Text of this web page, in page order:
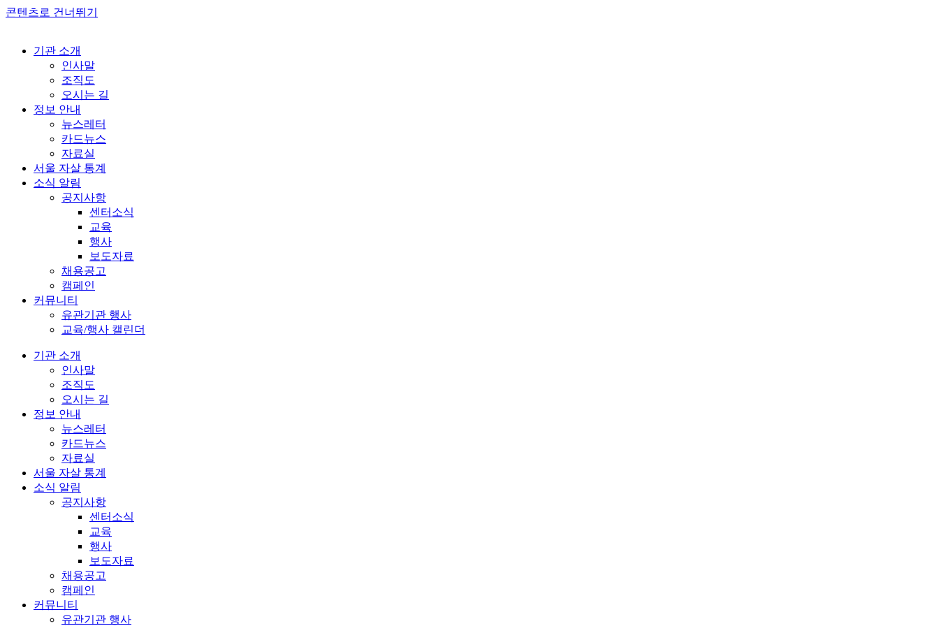
콘텐츠로 건너뛰기
기관 소개
인사말
조직도
오시는 길
정보 안내
뉴스레터
카드뉴스
자료실
서울 자살 통계
소식 알림
공지사항
센터소식
교육
행사
보도자료
채용공고
캠페인
커뮤니티
유관기관 행사
교육/행사 캘린더
기관 소개
인사말
조직도
오시는 길
정보 안내
뉴스레터
카드뉴스
자료실
서울 자살 통계
소식 알림
공지사항
센터소식
교육
행사
보도자료
채용공고
캠페인
커뮤니티
유관기관 행사